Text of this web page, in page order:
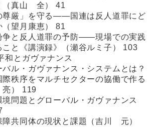
（真山 全） 41
厳」を守る――国連は反人道罪にど
（望月康恵） 81
と反人道罪の予防――現場での実践
こと《講演録》（瀬谷ルミ子） 103
とガヴァナンス
ル・ガヴァナンス・システムとは？
秩序をマルチセクターの協働で作る
亮） 119
問題とグローバル・ガヴァナンス
共同体の現状と課題（吉川 元）